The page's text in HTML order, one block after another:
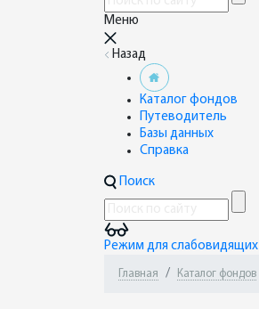
Меню
Назад
Каталог фондов
Путеводитель
Базы данных
Справка
Поиск
Режим для слабовидящих
Главная Каталог фондов